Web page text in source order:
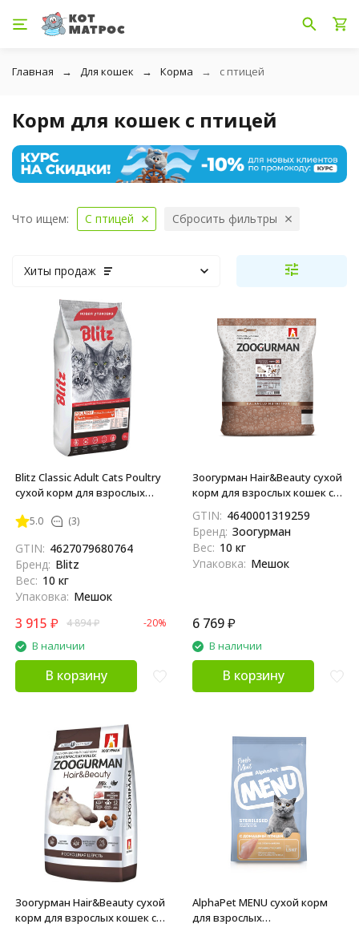
Главная Для кошек Корма с птицей
Корм для кошек с птицей
Что ищем: С птицей Сбросить фильтры
Хиты продаж
Blitz Classic Adult Cats Poultry
сухой корм для взрослых
10 кг5.0 (3)
GTIN: 4627079680764
Бренд: Blitz
Вес: 10 кг
Упаковка: Мешок
3 915 ₽ 4 894₽ -20%
В наличии
В корзину
Зоогурман Hair&Beauty сухой
корм для взрослых кошек с
GTIN: 4640001319259
Бренд: Зоогурман
Вес: 10 кг
Упаковка: Мешок
6 769₽
В наличии
В корзину
Зоогурман Hair&Beauty сухой
корм для взрослых кошек с
AlphaPet MENU сухой корм
для взрослых